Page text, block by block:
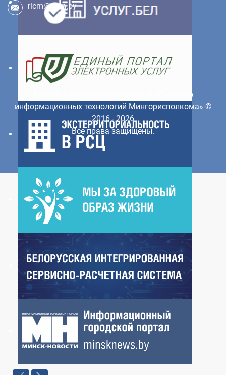
ricm@ricm.by
Разработка и сопровождение КУП «Центр
информационных технологий Мингорисполкома» ©
2016 - 2026
Все права защищены.